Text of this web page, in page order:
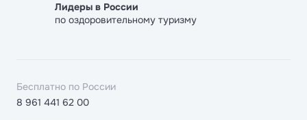
Лидеры в России
по оздоровительному туризму
Бесплатно по России
8 961 441 62 00